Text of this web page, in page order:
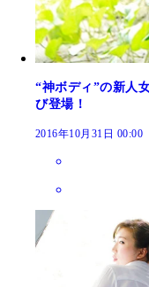
“神ボディ”の新人
び登場！
2016年10月31日 00:00